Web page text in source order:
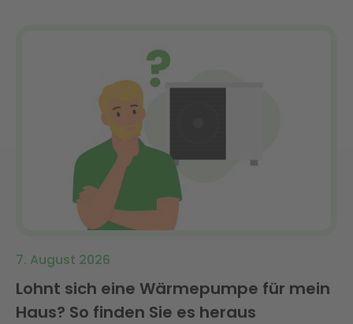
7. August 2026
Lohnt sich eine Wärmepumpe für mein
Haus? So finden Sie es heraus